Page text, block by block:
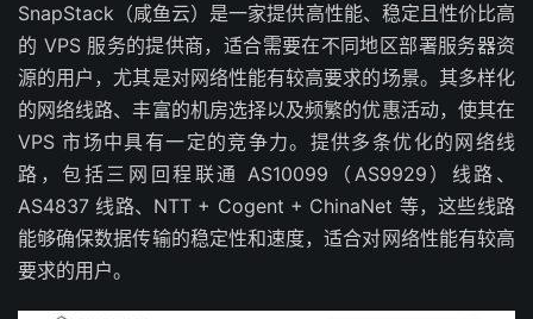
SnapStack（咸鱼云）是一家提供高性能、稳定且性价比高
的 VPS 服务的提供商，适合需要在不同地区部署服务器资
源的用户，尤其是对网络性能有较高要求的场景。其多样化
的网络线路、丰富的机房选择以及频繁的优惠活动，使其在
VPS 市场中具有一定的竞争力。提供多条优化的网络线
路，包括三网回程联通 AS10099（AS9929）线路、
AS4837 线路、NTT + Cogent + ChinaNet 等，这些线路
能够确保数据传输的稳定性和速度，适合对网络性能有较高
要求的用户。